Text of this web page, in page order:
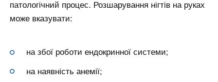
патологічний процес. Розшарування нігтів на руках
може вказувати:
на збої роботи ендокринної системи;
на наявність анемії;